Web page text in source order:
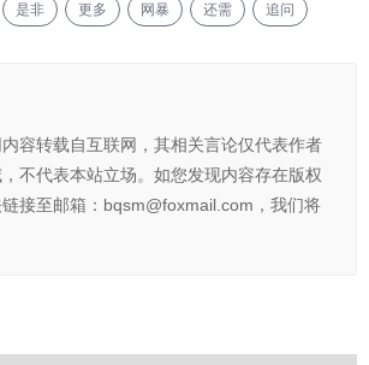
是非 更多 网暴 还需 追问
内容转载自互联网，其相关言论仅代表作者
不代表本站立场。如您发现内容存在版权
接至邮箱：bqsm@foxmail.com，我们将